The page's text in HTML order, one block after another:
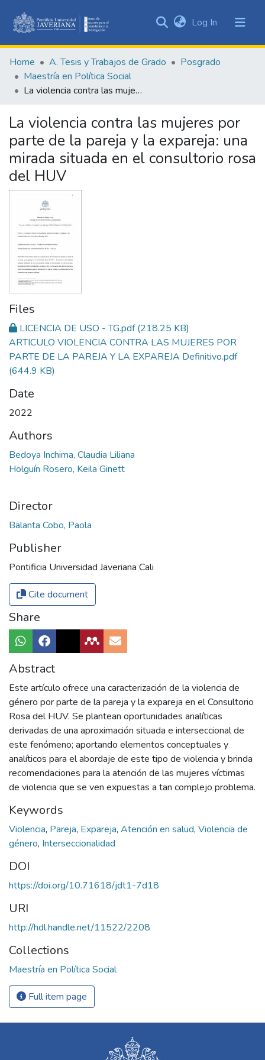
&
Collections
All of DSpace
Statistics
Log In (current)
Home A. Tesis y Trabajos de Grado
Posgrado
Maestría en Política Social
La violencia contra las mujeres por parte de la pareja y la expareja: una mirada situada en el consultorio rosa del HUV
La violencia contra las mujeres por
parte de la pareja y la expareja: una
mirada situada en el consultorio rosa
del HUV
Files
LICENCIA DE USO - TG.pdf(218.25 KB)
ARTICULO VIOLENCIA CONTRA LAS MUJERES POR
PARTE DE LA PAREJA Y LA EXPAREJA Definitivo.pdf
(644.9 KB)
Date
2022
Authors
Bedoya Inchima, Claudia Liliana
Holguín Rosero, Keila Ginett
Director
Balanta Cobo, Paola
Publisher
Pontificia Universidad Javeriana Cali
Cite document
Share
Abstract
Este artículo ofrece una caracterización de la violencia de
género por parte de la pareja y la expareja en el Consultorio
Rosa del HUV. Se plantean oportunidades analíticas
derivadas de una aproximación situada e interseccional de
este fenómeno; aportando elementos conceptuales y
analíticos para el abordaje de este tipo de violencia y brinda
recomendaciones para la atención de las mujeres víctimas
de violencia que se ven expuestas a tan complejo problema.
Keywords
Violencia, Pareja, Expareja, Atención en salud, Violencia de
género, Interseccionalidad
DOI
https://doi.org/10.71618/jdt1-7d18
URI
http://hdl.handle.net/11522/2208
Collections
Maestría en Política Social
Full item page